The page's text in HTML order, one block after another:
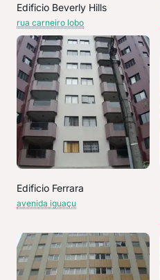
Edificio Beverly Hills
rua carneiro lobo
Edificio Ferrara
avenida iguaçu